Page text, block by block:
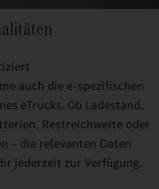
auch die e‑spezifischen
eTrucks. Ob Ladestand,
Restreichweite oder
– die relevanten Daten
jederzeit zur Verfügung.